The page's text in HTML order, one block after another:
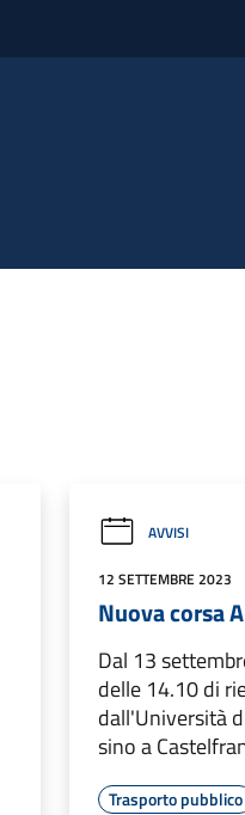
AVVISI
12 SETTEMBRE 2023
Nuova corsa
Dal 13
delle 14.10 di
dall'Università
sino a
Trasporto pubblico